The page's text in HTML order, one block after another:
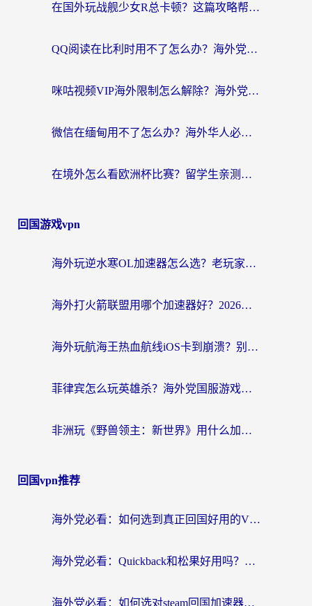
在国外玩战舰少女R总卡顿？这篇攻略帮你流畅开舰+解锁国内影音
QQ阅读在比利时用不了怎么办？海外党亲测的跨区上网解决方案
咪咕视频VIP海外限制怎么解除？海外党亲测有效的回国加速方案
微信在缅甸用不了怎么办？海外华人必看的回国加速全攻略
在境外怎么看欧洲杯比赛？留学生亲测：用对回国加速器就能解决
回国游戏vpn
海外玩逆水寒OL加速器怎么选？老玩家亲测的避坑指南
海外打火箭联盟用哪个加速器好？2026实测指南帮你告别延迟卡顿
海外玩航海王热血航线iOS卡到崩溃？别慌，这篇指南解决你的国服游戏加速难题
菲律宾怎么玩英雄杀？海外党国服游戏畅玩指南（附延迟解决秘籍）
非洲玩《野兽领主：新世界》用什么加速器好？留学生亲测有效的解决方案
回国vpn推荐
海外党必看：如何选到真正回国好用的VPN？实测+避坑指南
海外党必看：Quickback和松果好用吗？3步教你选对回国加速器无缝刷国内资源
海外党必看：如何选对steam回国加速器？从踩坑到无缝访问国内资源的全攻略